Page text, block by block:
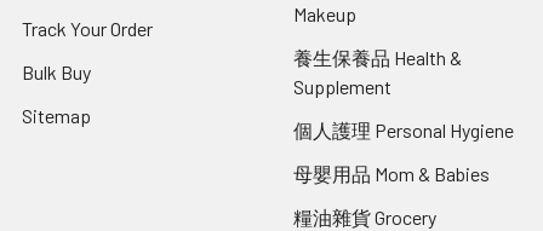
Track Your Order
Bulk Buy
Sitemap
Makeup
養生保養品 Health &
Supplement
個人護理 Personal Hygiene
母嬰用品 Mom & Babies
糧油雜貨 Grocery